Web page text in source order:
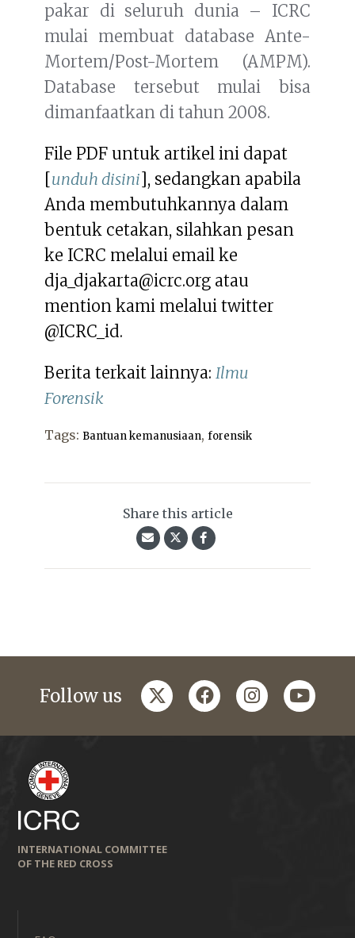
pakar di seluruh dunia – ICRC
mulai membuat database Ante-
Mortem/Post-Mortem (AMPM).
Database tersebut mulai bisa
dimanfaatkan di tahun 2008.
File PDF untuk artikel ini dapat
[unduh disini], sedangkan apabila
Anda membutuhkannya dalam
bentuk cetakan, silahkan pesan
ke ICRC melalui email ke
dja_djakarta@icrc.org atau
mention kami melalui twitter
@ICRC_id.
Berita terkait lainnya: Ilmu
Forensik
Tags: Bantuan kemanusiaan, forensik
Share this article
Follow us twitterfacebookinstagramyoutube
INTERNATIONAL COMMITTEE
OF THE RED CROSS